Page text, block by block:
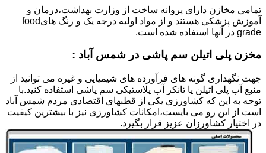
تمامی مخازن دارای پروانه ساخت از وزارت بهداشت،درمان و
آموزش پزشکی هستند و از مواد اولیه درجه یک و رنگ هایfood
grade در آنها استفاده شده است.
مخزن پلی اتیلن سم پاشی در شمس آباد :
جهت نگهداری گونه های فرآورده های شیمیایی و غیره می توانید از
منبع آب پلی اتیلن یا تانکر آب پلاستیکی سم پاشی استفاده کنید.با
توجه به این که کشاورزی یکی از قطبهای اقتصادی مردم شمس آباد
است از این رو می بایست،امکانات کشاورزی نیز با بیشترین کیفیت
در اختیار کشاورزان عزیز قرار بگیرد.